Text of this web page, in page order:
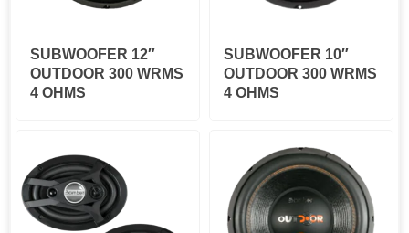
SUBWOOFER 12″
OUTDOOR 300 WRMS
4 OHMS
SUBWOOFER 10″
OUTDOOR 300 WRMS
4 OHMS